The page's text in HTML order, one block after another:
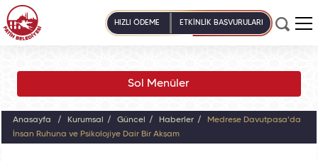
HIZLI ÖDEME ETKİNLİK BAŞVURULARI
Sol Menüler
Anasayfa Kurumsal Güncel Haberler
Medrese Davutpaşa'da
İnsan Ruhuna ve Psikolojiye Dair Bir Akşam